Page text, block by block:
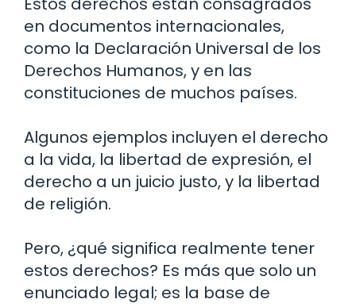
en documentos internacionales,
como la Declaración Universal de los
Derechos Humanos, y en las
constituciones de muchos países.
Algunos ejemplos incluyen el derecho
a la vida, la libertad de expresión, el
derecho a un juicio justo, y la libertad
de religión.
Pero, ¿qué significa realmente tener
estos derechos? Es más que solo un
enunciado legal; es la base de